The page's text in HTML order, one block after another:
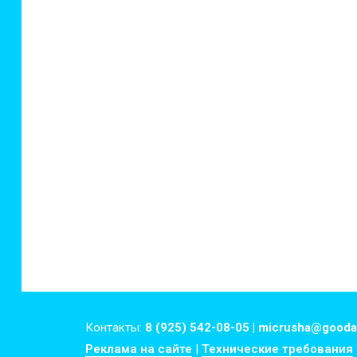
Контакты: 8 (925) 542-08-05 |
Реклама на сайте | Технические требования